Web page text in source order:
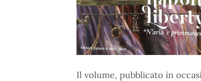
Il volume, pubblicato in